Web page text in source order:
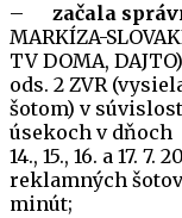
– začala
MARKÍZA-
TV DOMA,
ods. 2 ZVR
šotom) v
úsekoch v dňoch
14., 15., 16. a 17.
reklamných
minút;